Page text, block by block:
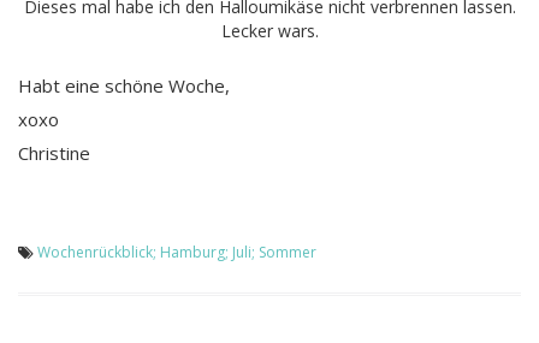
Dieses mal habe ich den Halloumikäse nicht verbrennen lassen.
Lecker wars.
Habt eine schöne Woche,
xoxo
Christine
Wochenrückblick; Hamburg; Juli; Sommer